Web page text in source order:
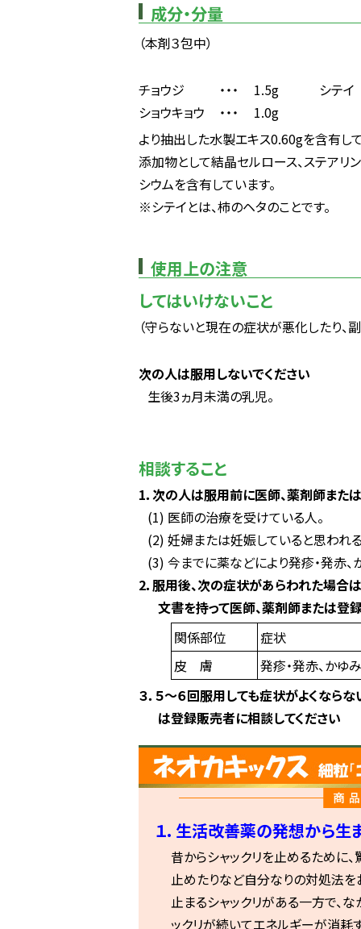
成分・分量
（本剤３包中）
チョウジ ・・・ 1.5g
シテイ
ショウキョウ
・・・
1.0g
より抽出した水製エキス0.60gを含有し
添加物として結晶セルロース、ステアリ
シウムを含有しています。
※シテイとは、柿のヘタのことです。
使用上の注意
してはいけないこと
（守らないと現在の症状が悪化したり、
次の人は服用しないでください
生後3ヵ月未満の乳児。
相談すること
1．次の人は服用前に医師、薬剤師また
(1) 医師の治療を受けている人。
(2) 妊婦または妊娠していると思われ
(3) 今までに薬などにより発疹・発赤
2．服用後、次の症状があらわれた場合
文書を持って医師、薬剤師または登
関係部位
症状
皮 膚
発疹・発赤、かゆみ
３．５～６回服用しても症状がよくなら
は登録販売者に相談してください
１. 生活改善薬の発想から生
昔からシャックリを止めるために
止めたりなど自分なりの対処法を
止まるシャックリがある一方で、
ックリが続いてエネルギーが消耗